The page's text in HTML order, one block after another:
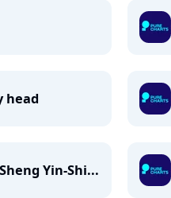
head
Yin-Shi...